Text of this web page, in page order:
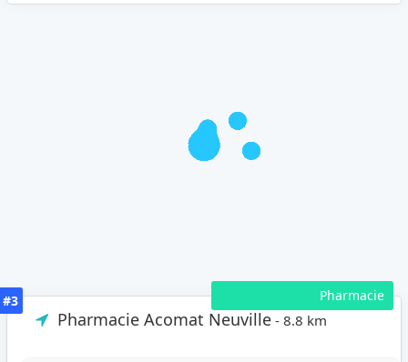
Pharmacie
#3
Pharmacie Acomat Neuville - 8.8 km